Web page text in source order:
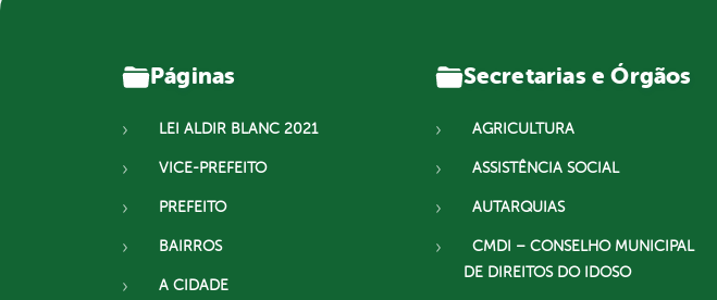
Páginas
LEI ALDIR BLANC 2021
VICE-PREFEITO
PREFEITO
BAIRROS
A CIDADE
Secretarias e Órgãos
AGRICULTURA
ASSISTÊNCIA SOCIAL
AUTARQUIAS
CMDI – CONSELHO MUNICIPAL
DE DIREITOS DO IDOSO